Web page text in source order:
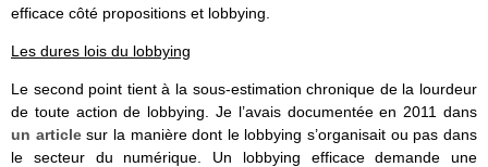
efficace côté propositions et lobbying.
Les dures lois du lobbying
Le second point tient à la sous-estimation chronique de la lourdeur
de toute action de lobbying. Je l’avais documentée en 2011 dans
un articlesur la manière dont le lobbying s’organisait ou pas dans
le secteur du numérique. Un lobbying efficace demande une